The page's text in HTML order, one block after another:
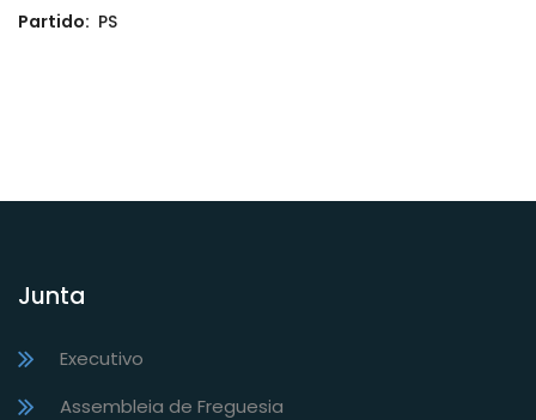
Partido: PS
Junta
Executivo
Assembleia de Freguesia